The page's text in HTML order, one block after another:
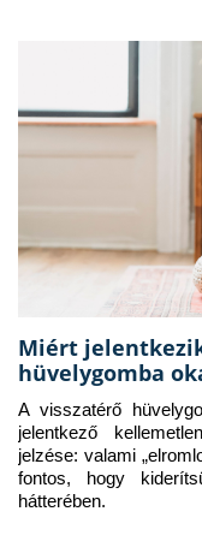
Miért
hüvelygomba
A visszatérő
jelentkező
jelzése: valami
fontos, hogy
hátterében.